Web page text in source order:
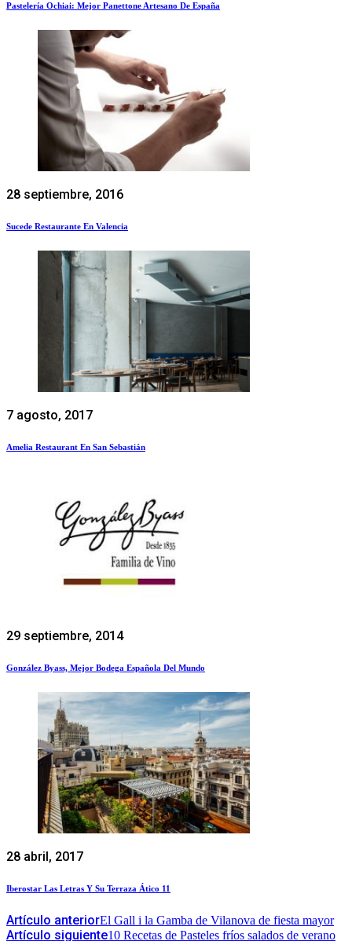
Pastelería Ochiai: Mejor Panettone Artesano De España
28 septiembre, 2016
Sucede Restaurante En Valencia
7 agosto, 2017
Amelia Restaurant En San Sebastián
29 septiembre, 2014
González Byass, Mejor Bodega Española Del Mundo
28 abril, 2017
Iberostar Las Letras Y Su Terraza Ático 11
Artículo anteriorEl Gall i la Gamba de Vilanova de fiesta mayor
Artículo siguiente10 Recetas de Pasteles fríos salados de verano